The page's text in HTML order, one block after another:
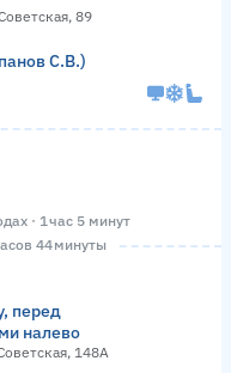
89
С.В.)
· 1 час 5 минут
44 минуты
перед
налево
148А